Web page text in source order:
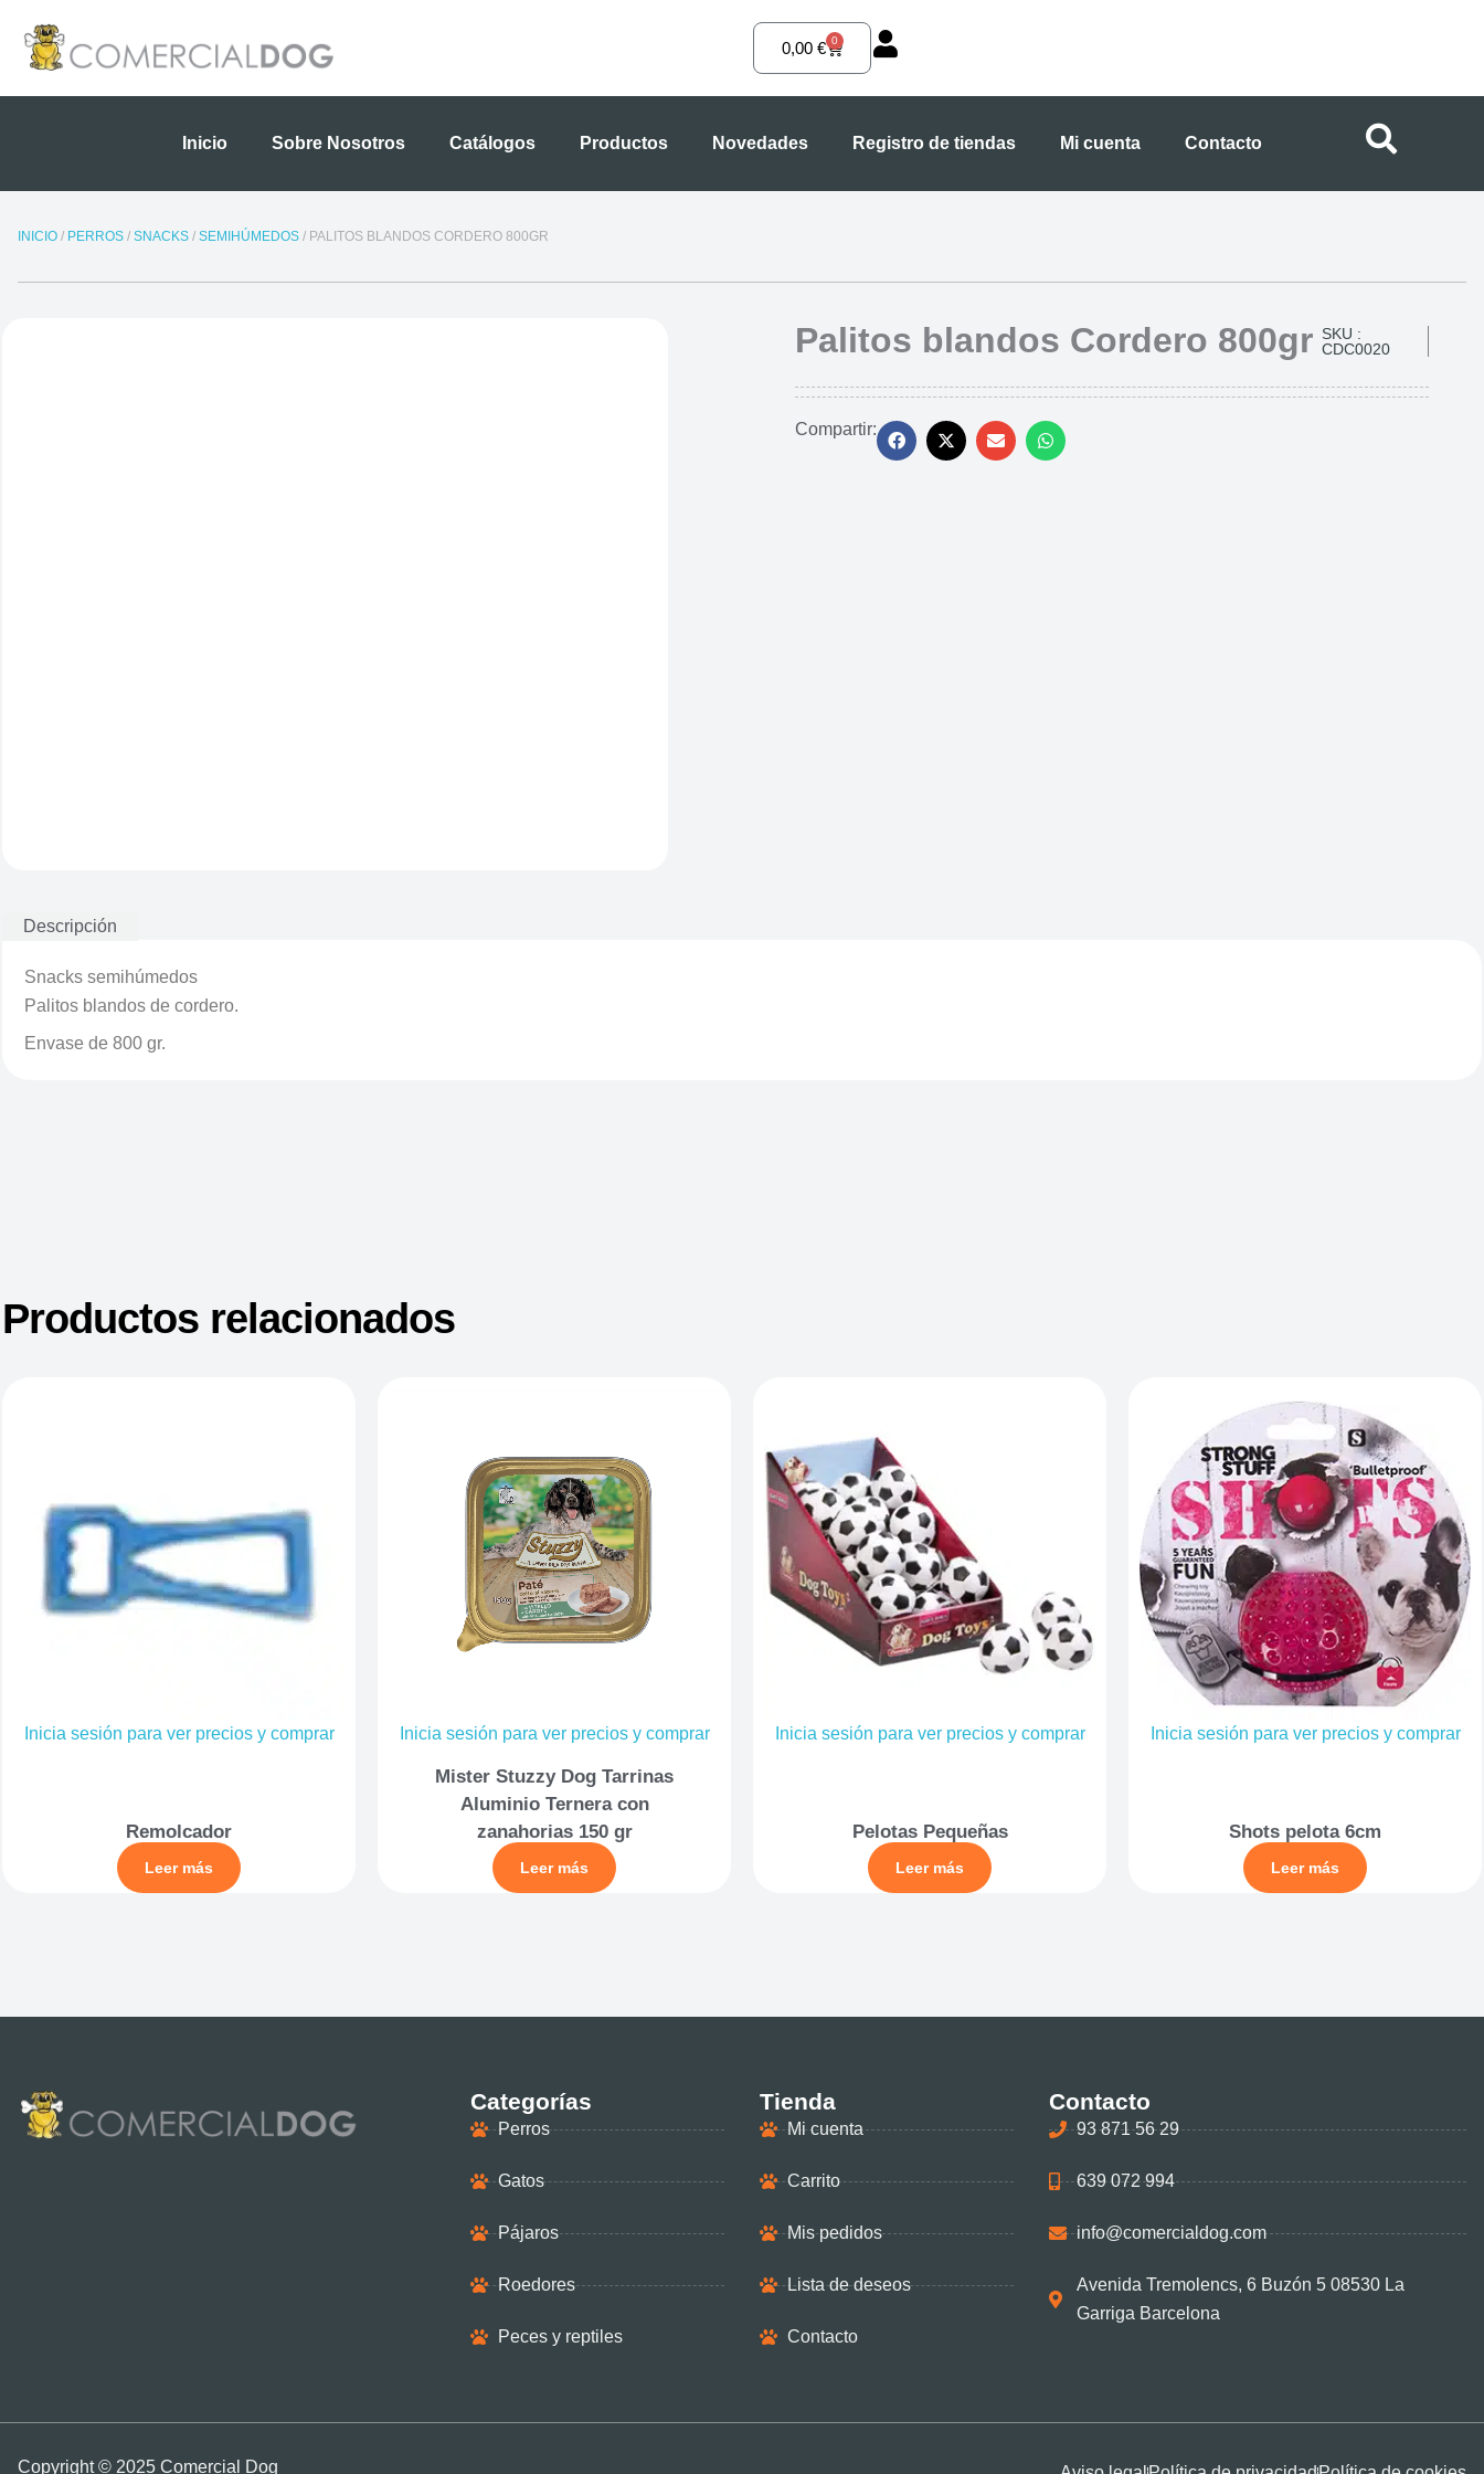
contenido
0,00 € 0
Carrito
Inicio Sobre Nosotros Catálogos Productos Novedades Registro de tiendas Mi cuenta Contacto
INICIO / PERROS / SNACKS / SEMIHÚMEDOS / PALITOS BLANDOS CORDERO 800GR
Palitos blandos Cordero 800gr SKU :
CDC0020
Compartir:
Descripción
Snacks semihúmedos
Palitos blandos de cordero.
Envase de 800 gr.
Productos relacionados
Inicia sesión para ver precios y comprar
Remolcador
Leer más
Inicia sesión para ver precios y comprar
Mister Stuzzy Dog Tarrinas
Aluminio Ternera con
zanahorias 150 gr
Leer más
Inicia sesión para ver precios y comprar
Pelotas Pequeñas
Leer más
Inicia sesión para ver precios y comprar
Shots pelota 6cm
Leer más
Categorías
Perros
Gatos
Pájaros
Roedores
Peces y reptiles
Tienda
Mi cuenta
Carrito
Mis pedidos
Lista de deseos
Contacto
Contacto
93 871 56 29
639 072 994
info@comercialdog.com
Avenida Tremolencs, 6 Buzón 5 08530 La
Garriga Barcelona
Copyright © 2025 Comercial Dog